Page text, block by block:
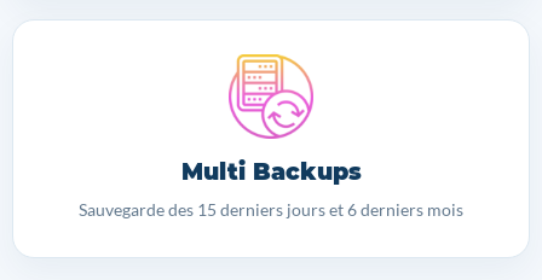
Multi Backups
Sauvegarde des 15 derniers jours et 6 derniers mois